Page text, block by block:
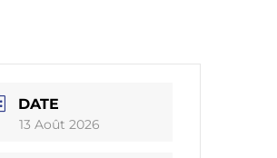
DATE
13 Août 2026